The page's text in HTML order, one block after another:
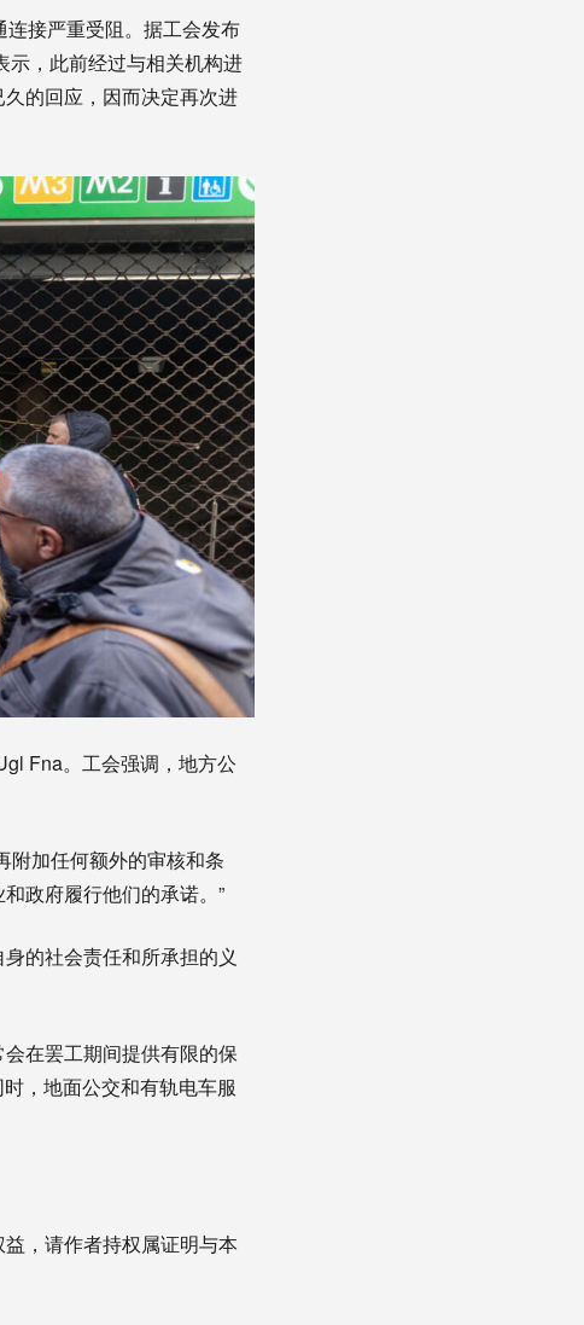
接严重受阻。据工会发布
示，此前经过与相关机构进
的回应，因而决定再次进
Fna。工会强调，地方公
附加任何额外的审核和条
政府履行他们的承诺。”
的社会责任和所承担的义
在罢工期间提供有限的保
，地面公交和有轨电车服
，请作者持权属证明与本